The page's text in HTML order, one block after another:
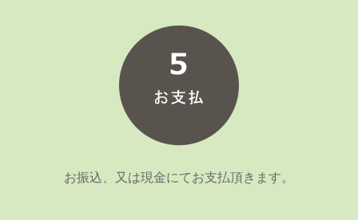
お振込、又は現金にてお支払頂きます。